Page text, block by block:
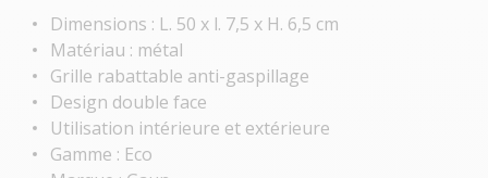
Dimensions : L. 50 x l. 7,5 x H. 6,5 cm
Matériau : métal
Grille rabattable anti-gaspillage
Design double face
Utilisation intérieure et extérieure
Gamme : Eco